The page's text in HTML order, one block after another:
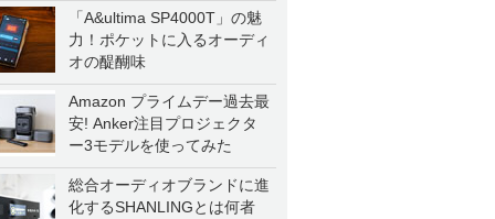
「A&ultima SP4000T」の魅
力！ポケットに入るオーディ
オの醍醐味
Amazon プライムデー過去最
安! Anker注目プロジェクタ
ー3モデルを使ってみた
総合オーディオブランドに進
化するSHANLINGとは何者